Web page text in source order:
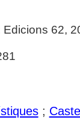
Edicions 62,
;